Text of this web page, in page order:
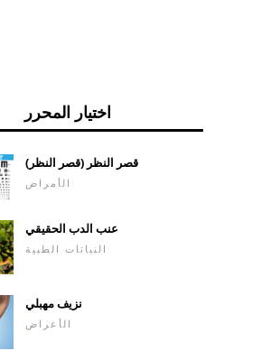
اختيار المحرر
قصر النظر (قصر النظر)
الأمراض
عنب الدب الحقيقي
النباتات الطبية
نزيف مهبلي
الأعراض